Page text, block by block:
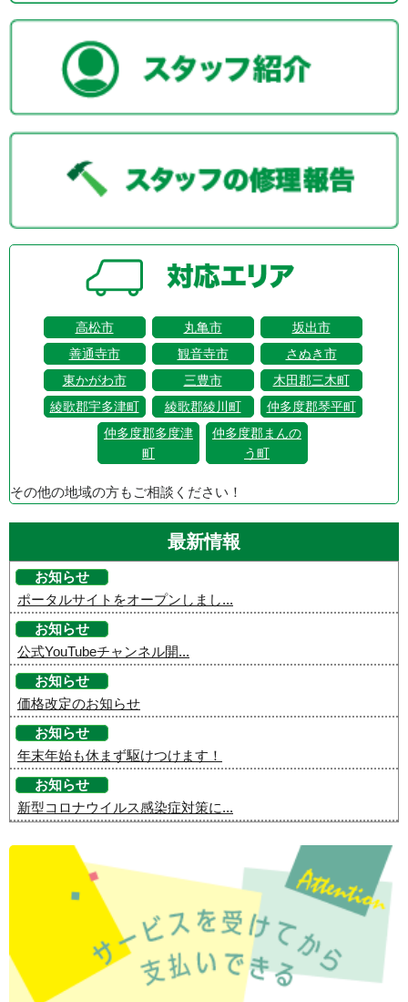
高松市 丸亀市
坂出市
善通寺市
観音寺市
さぬき市
東かがわ市
三豊市
木田郡三木町
綾歌郡宇多津町
綾歌郡綾川町
仲多度郡琴平町
仲多度郡多度津
町
仲多度郡まんの
う町
その他の地域の方もご相談ください！
最新情報
お知らせ
ポータルサイトをオープンしまし...
お知らせ
公式YouTubeチャンネル開...
お知らせ
価格改定のお知らせ
お知らせ
年末年始も休まず駆けつけます！
お知らせ
新型コロナウイルス感染症対策に...